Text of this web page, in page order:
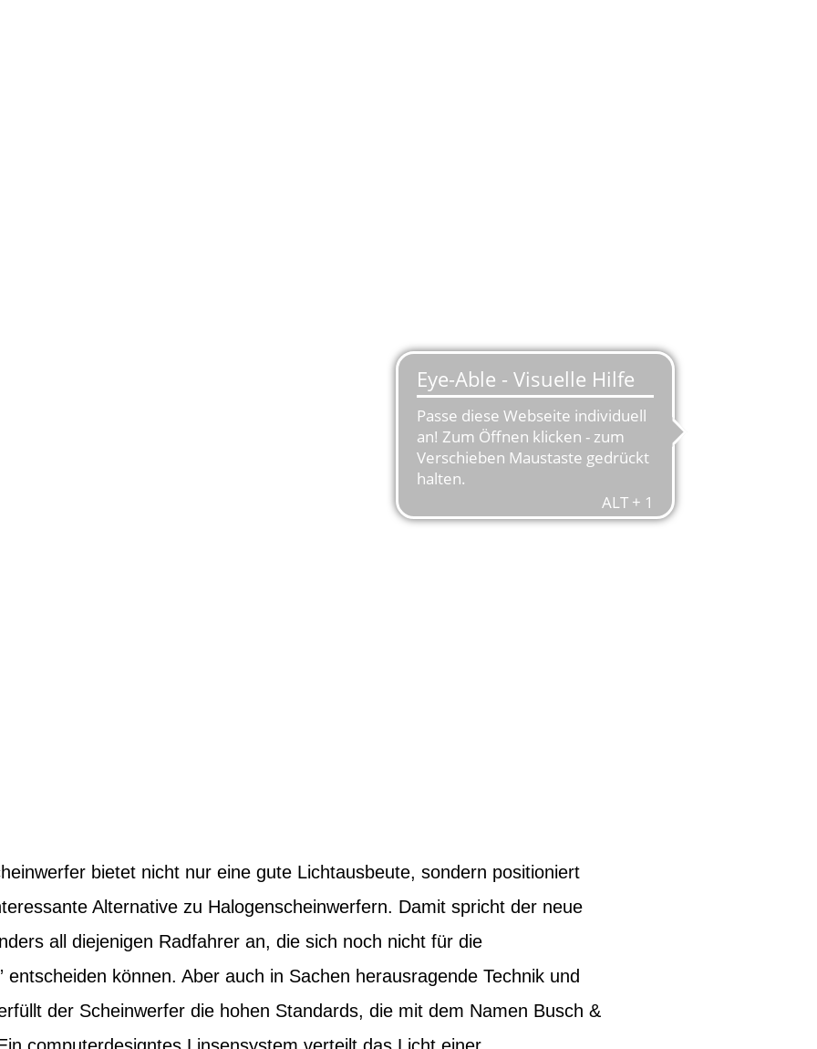
bietet nicht nur eine gute Lichtausbeute, sondern positioniert
Alternative zu Halogenscheinwerfern. Damit spricht der neue
all diejenigen Radfahrer an, die sich noch nicht für die
entscheiden können. Aber auch in Sachen herausragende Technik und
der Scheinwerfer die hohen Standards, die mit dem Namen Busch &